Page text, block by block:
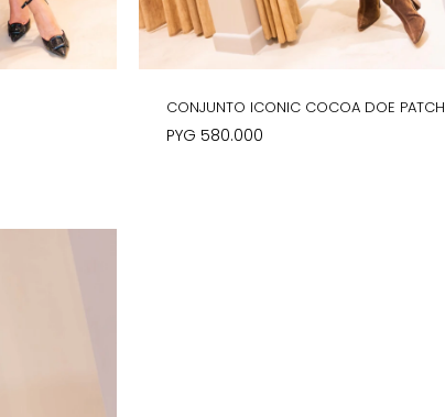
CONJUNTO ICONIC COCOA DOE PATCH
PYG 580.000